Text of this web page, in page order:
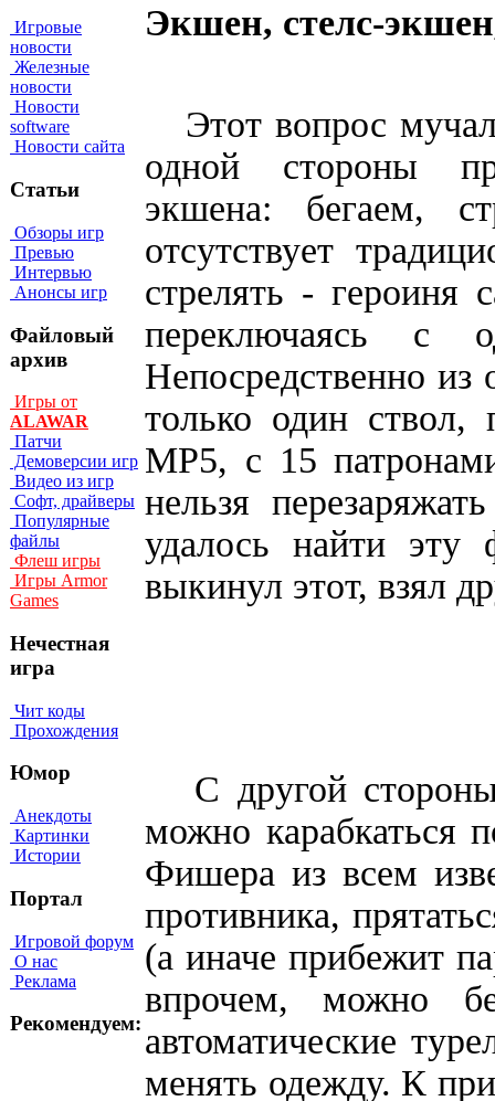
Игровые
новости
Железные
новости
Новости
software
Новости сайта
Статьи
Обзоры игр
Превью
Интервью
Анонсы игр
Файловый
архив
Игры от
ALAWAR
Патчи
Демоверсии игр
Видео из игр
Софт, драйверы
Популярные
файлы
Флеш игры
Игры Armor
Games
Нечестная
игра
Чит коды
Прохождения
Юмор
Анекдоты
Картинки
Истории
Портал
Игровой форум
О нас
Реклама
Рекомендуем:
Экшен, стелс-
Этот вопрос
одной стороны
экшена: бегаем,
отсутствует
стрелять - героиня
переключаясь с
Непосредственно из
только один
MP5, с 15
нельзя
удалось найти эту
выкинул этот, взял
С другой стороны,
можно карабкаться
Фишера из всем
противника,
(а иначе прибежит
впрочем, можно
автоматические
менять одежду. К